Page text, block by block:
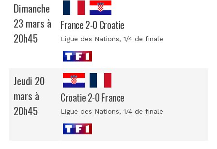
Dimanche
23 mars à
20h45
France 2-0 Croatie
Ligue des Nations, 1/4 de finale
Jeudi 20
mars à
20h45
Croatie 2-0 France
Ligue des Nations, 1/4 de finale